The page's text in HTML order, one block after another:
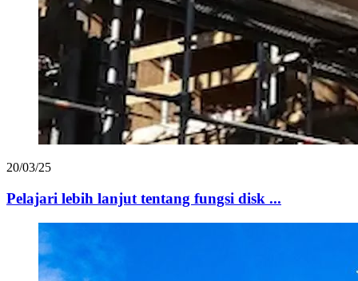
20/03/25
Pelajari lebih lanjut tentang fungsi disk ...